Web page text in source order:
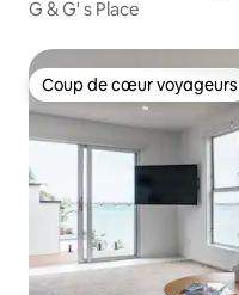
G & G' s Place
Coup de cœur voyageurs
Coup de cœur voyageurs